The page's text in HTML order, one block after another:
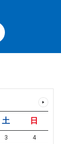
土 日
3
4